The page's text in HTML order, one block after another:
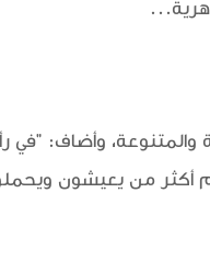
والمتنوعة، وأضاف:
أكثر من يعيشون